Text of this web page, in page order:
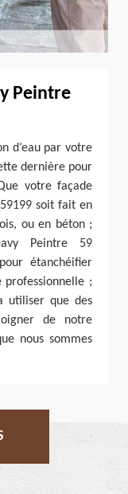
Peintre
d’eau par votre
dernière pour
votre façade
soit fait en
ou en béton ;
Peintre 59
étanchéifier
professionnelle ;
utiliser que des
de notre
nous sommes